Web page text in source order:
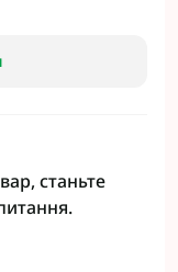
станьте